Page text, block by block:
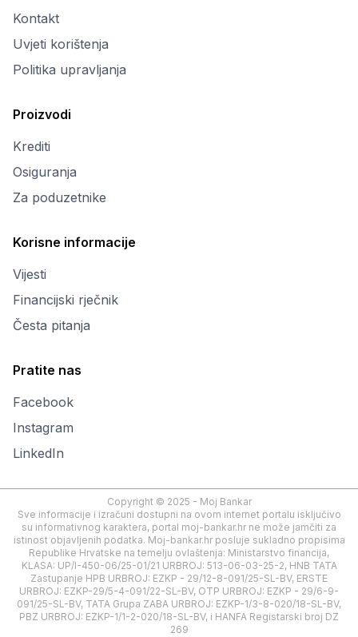
Kontakt
Uvjeti korištenja
Politika upravljanja
Proizvodi
Krediti
Osiguranja
Za poduzetnike
Korisne informacije
Vijesti
Financijski rječnik
Česta pitanja
Pratite nas
Facebook
Instagram
LinkedIn
Copyright © 2025 - Moj Bankar
Sve informacije i izračuni dostupni na ovom internet portalu isključivo
su informativnog karaktera, portal moj-bankar.hr ne može jamčiti za
istinost objavljenih podatka. Moj-bankar.hr posluje sukladno propisima
Republike Hrvatske na temelju ovlaštenja: Ministarstvo financija,
KLASA: UP/I-450-06/25-01/21 URBROJ: 513-06-03-25-2, HNB TATA
Zastupanje HPB URBROJ: EZKP - 29/12-8-091/25-SL-BV, ERSTE
URBROJ: EZKP-29/5-4-091/22-SL-BV, OTP URBROJ: EZKP - 29/6-9-
091/25-SL-BV, TATA Grupa ZABA URBROJ: EZKP-1/3-8-020/18-SL-BV,
PBZ URBROJ: EZKP-1/1-2-020/18-SL-BV, i HANFA Registarski broj DZ
269